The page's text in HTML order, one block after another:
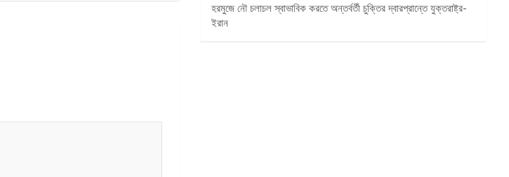
হরমুজে নৌ চলাচল স্বাভাবিক করতে অন্তর্বর্তী চুক্তির দ্বারপ্রান্তে যুক্তরাষ্ট্র-
ইরান